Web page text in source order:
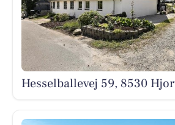
Hesselballevej 59, 8530